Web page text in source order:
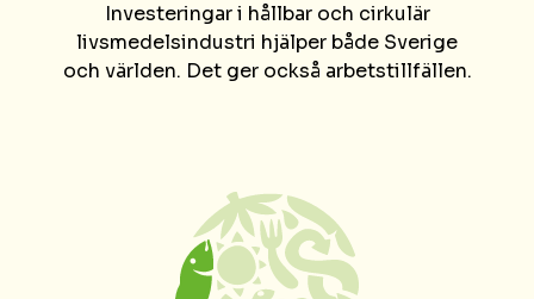
Investeringar i hållbar och cirkulär
livsmedelsindustri hjälper både Sverige
och världen. Det ger också arbetstillfällen.